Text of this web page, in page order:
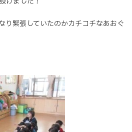
り緊張していたのかカチコチなあおぐ